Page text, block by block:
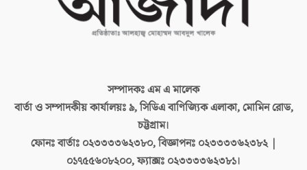
সম্পাদকঃএম এ মালেক
বার্তা ও সম্পাদকীয় কার্যালয়ঃ৯, সিডিএ বাণিজ্যিক এলাকা, মোমিন রোড,
চট্টগ্রাম।
ফোনঃ বার্তাঃ ০২৩৩৩৩৬২৩৮০, বিজ্ঞাপনঃ ০২৩৩৩৩৬২৩৮২ |
০১৭৫৫৬০৮২০০, ফ্যাক্সঃ ০২৩৩৩৩৬২৩৮১।